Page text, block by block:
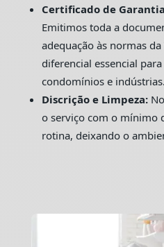
Certificado de
Emitimos toda a
adequação às normas
diferencial essencial
condomínios e indústrias.
Discrição e Limpeza:
o serviço com o mínimo
rotina, deixando o